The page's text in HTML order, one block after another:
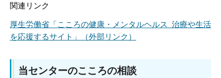
関連リンク
厚生労働省「こころの健康・メンタルヘルス 治療や生活
を応援するサイト」（外部リンク）
当センターのこころの相談